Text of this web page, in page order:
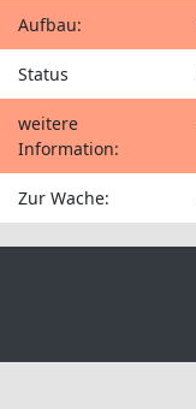
Aufbau:
Status
weitere
Information:
Zur Wache: